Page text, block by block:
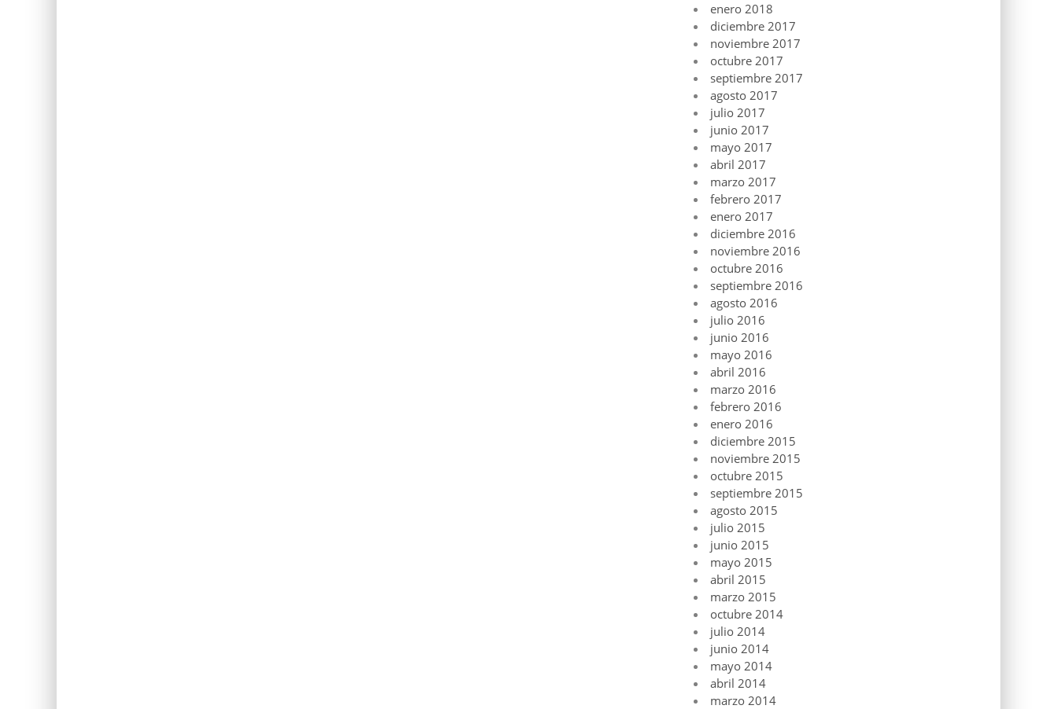
enero 2018
diciembre 2017
noviembre 2017
octubre 2017
septiembre 2017
agosto 2017
julio 2017
junio 2017
mayo 2017
abril 2017
marzo 2017
febrero 2017
enero 2017
diciembre 2016
noviembre 2016
octubre 2016
septiembre 2016
agosto 2016
julio 2016
junio 2016
mayo 2016
abril 2016
marzo 2016
febrero 2016
enero 2016
diciembre 2015
noviembre 2015
octubre 2015
septiembre 2015
agosto 2015
julio 2015
junio 2015
mayo 2015
abril 2015
marzo 2015
octubre 2014
julio 2014
junio 2014
mayo 2014
abril 2014
marzo 2014